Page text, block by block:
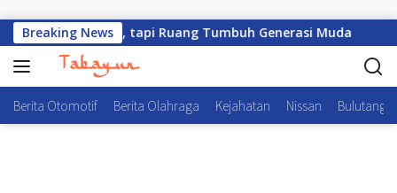
Breaking News
Kompetisi, tapi Ruang Tumbuh Generasi Muda
Berita Otomotif Berita Olahraga Kejahatan Nissan